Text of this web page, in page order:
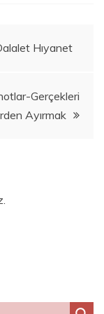
Hıyanet
Gerçekleri
Ayırmak
.